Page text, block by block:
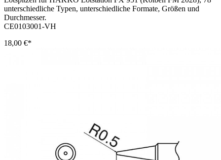
unterschiedliche Typen, unterschiedliche Formate, Größen und
Durchmesser.
CE0103001-VH
18,00 €*